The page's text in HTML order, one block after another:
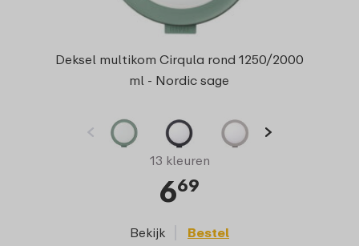
Deksel multikom Cirqula rond 1250/2000
ml - Nordic sage
13 kleuren
669
Bekijk Bestel